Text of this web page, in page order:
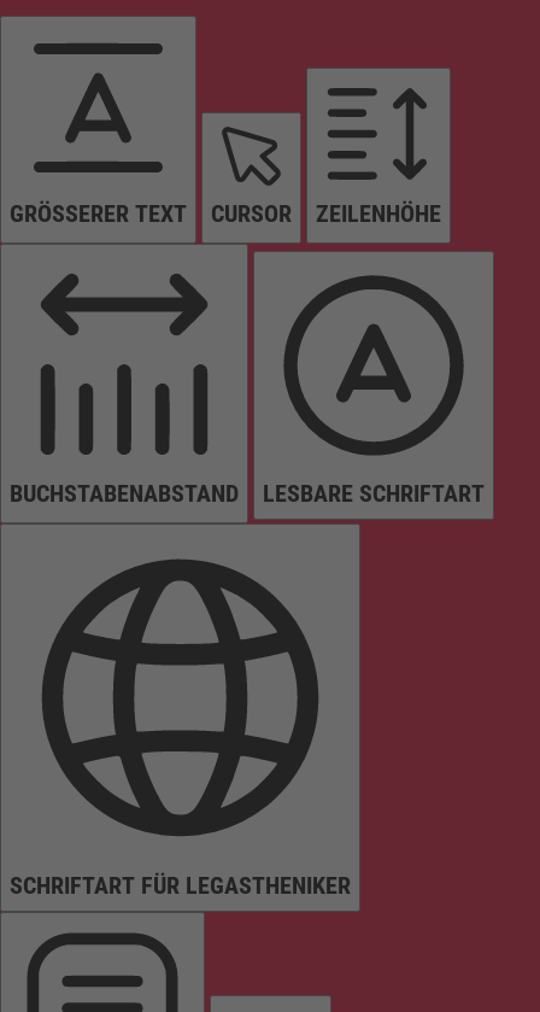
GRÖSSERER TEXT CURSOR ZEILENHÖHE
BUCHSTABENABSTAND LESBARE SCHRIFTART
SCHRIFTART FÜR LEGASTHENIKER